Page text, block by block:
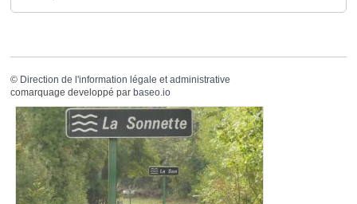
© Direction de l'information légale et administrative
comarquage developpé par baseo.io